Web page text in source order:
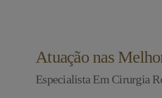
Atuação nas
Especialista Em Cirurgia